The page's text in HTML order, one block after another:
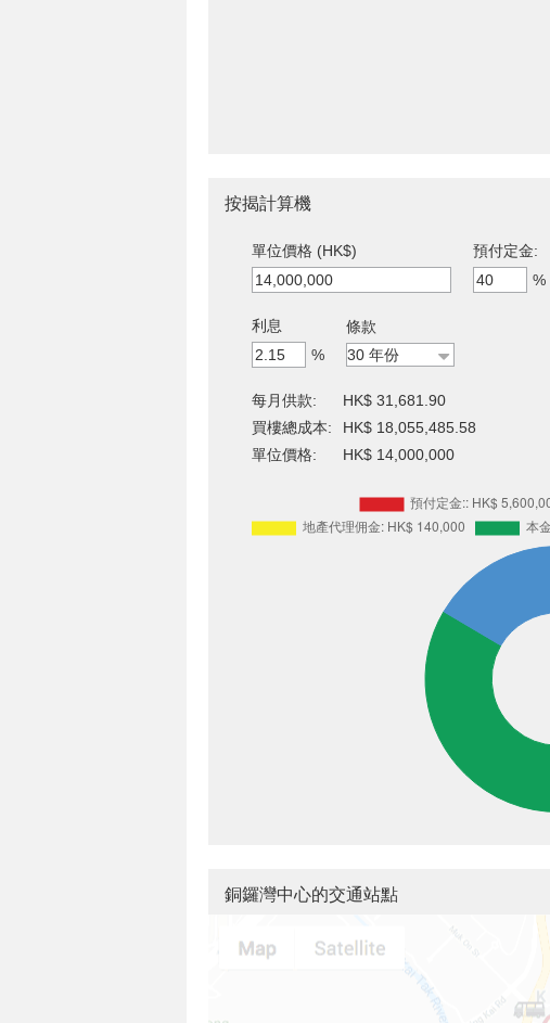
按揭計算機
單位價格 (HK$)
預付定金:
%
利息
%
條款
每月供款:
HK$ 31,681.90
買樓總成本:
HK$ 18,055,485.58
單位價格:
HK$ 14,000,000
銅鑼灣中心的交通站點